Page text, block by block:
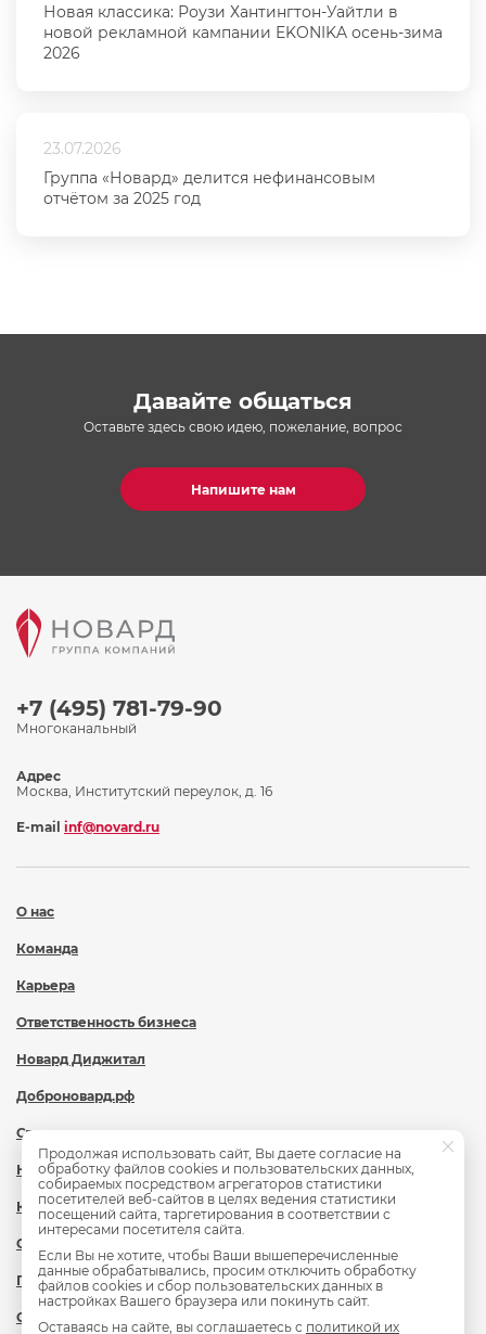
Новая классика: Роузи Хантингтон-Уайтли в
новой рекламной кампании EKONIKA осень-зима
2026
23.07.2026
Группа «Новард» делится нефинансовым
отчётом за 2025 год
Давайте общаться
Оставьте здесь свою идею, пожелание, вопрос
Напишите нам
+7 (495) 781-79-90
Многоканальный
О нас
Команда
Карьера
Ответственность бизнеса
Новард Диджитал
Доброновард.рф
Статьи
Новости
Контакты
Охрана труда
Политика обработки персональных данных
Сведения об образовательной организации
Адрес
Москва, Институтский переулок, д. 16
E-mail inf@novard.ru
Продолжая использовать сайт, Вы даете согласие на
обработку файлов cookies и пользовательских данных,
собираемых посредством агрегаторов статистики
посетителей веб-сайтов в целях ведения статистики
посещений сайта, таргетирования в соответствии с
интересами посетителя сайта.
Если Вы не хотите, чтобы Ваши вышеперечисленные
данные обрабатывались, просим отключить обработку
файлов cookies и сбор пользовательских данных в
настройках Вашего браузера или покинуть сайт.
Оставаясь на сайте, вы соглашаетесь с политикой их